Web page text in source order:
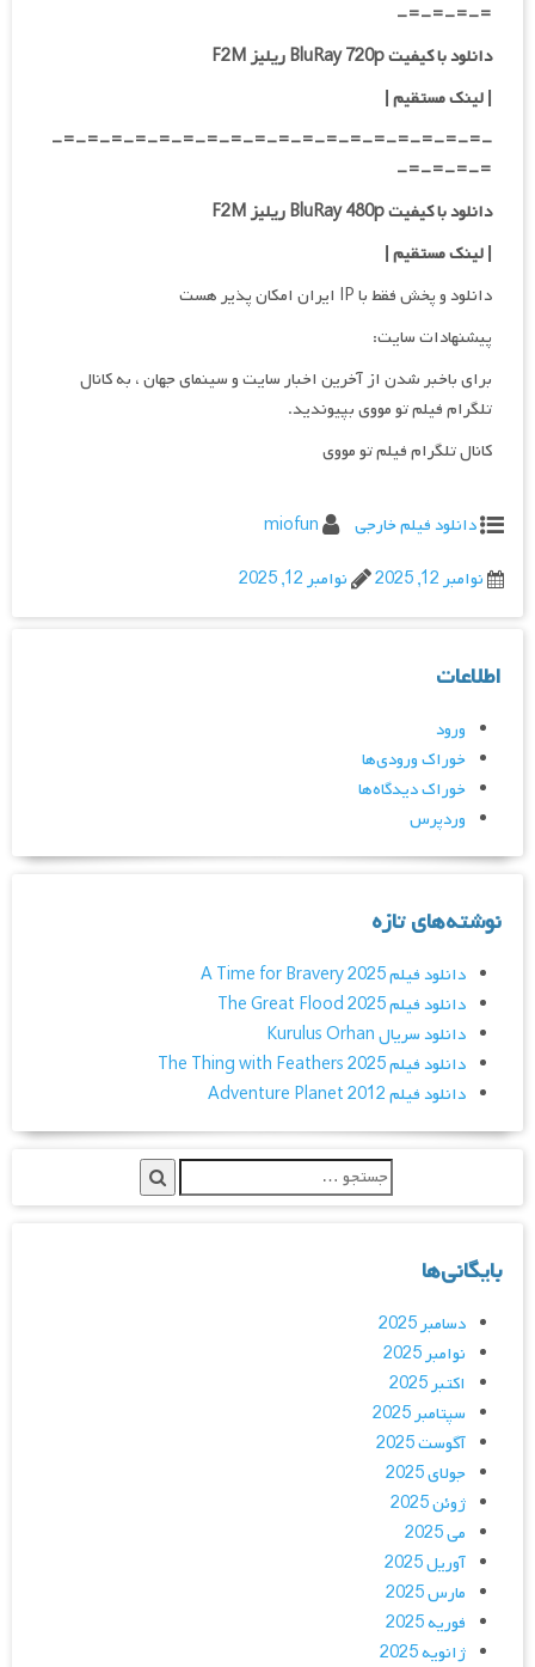
=-=-=-=-
دانلود با کیفیت BluRay 720p ریلیز F2M
| لینک مستقیم |
-=-=-=-=-=-=-=-=-=-=-=-=-=-=-=-=-=-=-
=-=-=-=-
دانلود با کیفیت BluRay 480p ریلیز F2M
| لینک مستقیم |
دانلود و پخش فقط با IP ایران امکان پذیر هست
پیشنهادات سایت:
برای باخبر شدن از آخرین اخبار سایت و سینمای جهان ، به کانال
تلگرام فیلم تو مووی بپیوندید.
کانال تلگرام فیلم تو مووی
دانلود فیلم خارجی
miofun
نوامبر 12, 2025
نوامبر 12, 2025
اطلاعات
ورود
خوراک ورودی‌ها
خوراک دیدگاه‌ها
وردپرس
نوشته‌های تازه
دانلود فیلم A Time for Bravery 2025
دانلود فیلم The Great Flood 2025
دانلود سریال Kurulus Orhan
دانلود فیلم The Thing with Feathers 2025
دانلود فیلم Adventure Planet 2012
بایگانی‌ها
دسامبر 2025
نوامبر 2025
اکتبر 2025
سپتامبر 2025
آگوست 2025
جولای 2025
ژوئن 2025
می 2025
آوریل 2025
مارس 2025
فوریه 2025
ژانویه 2025